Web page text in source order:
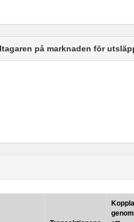
på marknaden för